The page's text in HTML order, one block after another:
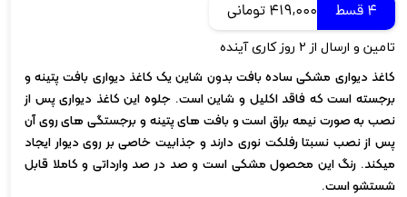
4 قسط 419,000 تومانی
تامین و ارسال از ۲ روز کاری آینده
کاغذ دیواری مشکی ساده بافت بدون شاین یک کاغذ دیواری بافت پتینه و
برجسته است که فاقد اکلیل و شاین است. جلوه این کاغذ دیواری پس از
نصب به صورت نیمه براق است و بافت های پتینه و برجستگی های روی آن
پس از نصب نسبتا رفلکت نوری دارند و جذابیت خاصی بر روی دیوار ایجاد
میکند. رنگ این محصول مشکی است و صد در صد وارداتی و کاملا قابل
شستشو است.